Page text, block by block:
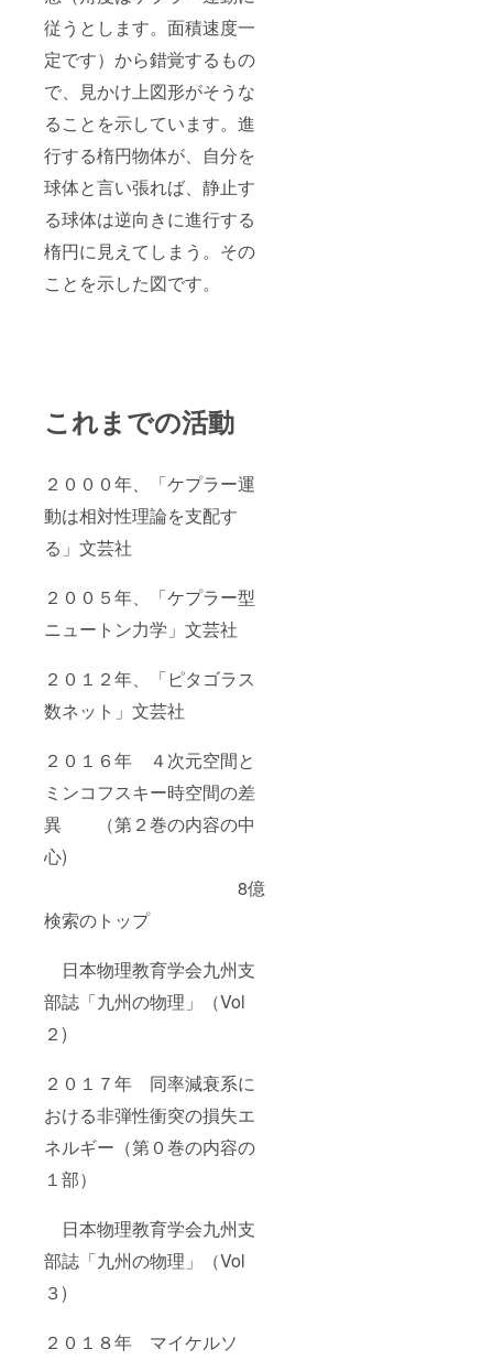
従うとします。面積速度一
定です）から錯覚するもの
で、見かけ上図形がそうな
ることを示しています。進
行する楕円物体が、自分を
球体と言い張れば、静止す
る球体は逆向きに進行する
楕円に見えてしまう。その
ことを示した図です。
これまでの活動
２０００年、「ケプラー運
動は相対性理論を支配す
る」文芸社
２００５年、「ケプラー型
ニュートン力学」文芸社
２０１２年、「ピタゴラス
数ネット」文芸社
２０１６年 ４次元空間と
ミンコフスキー時空間の差
異 （第２巻の内容の中
心)
8億
検索のトップ
日本物理教育学会九州支
部誌「九州の物理」（Vol
２)
２０１７年 同率減衰系に
おける非弾性衝突の損失エ
ネルギー（第０巻の内容の
１部）
日本物理教育学会九州支
部誌「九州の物理」（Vol
３)
２０１８年 マイケルソ